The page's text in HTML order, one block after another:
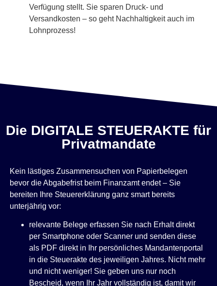
Verfügung stellt. Sie sparen Druck- und
Versandkosten – so geht Nachhaltigkeit auch im
Lohnprozess!
Die DIGITALE STEUERAKTE für
Privatmandate
Kein lästiges Zusammensuchen von Papierbelegen
bevor die Abgabefrist beim Finanzamt endet – Sie
bereiten Ihre Steuererklärung ganz smart bereits
unterjährig vor:
relevante Belege erfassen Sie nach Erhalt direkt
per Smartphone oder Scanner und senden diese
als PDF direkt in Ihr persönliches Mandantenportal
in die Steuerakte des jeweiligen Jahres. Nicht mehr
und nicht weniger! Sie geben uns nur noch
Bescheid, wenn Ihr Jahr vollständig ist, damit wir